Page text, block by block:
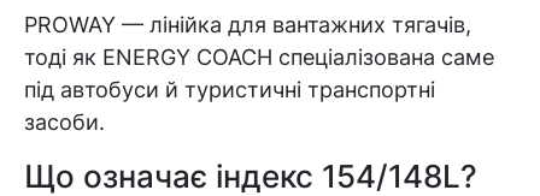
PROWAY — лінійка для вантажних тягачів,
тоді як ENERGY COACH спеціалізована саме
під автобуси й туристичні транспортні
засоби.
Що означає індекс 154/148L?